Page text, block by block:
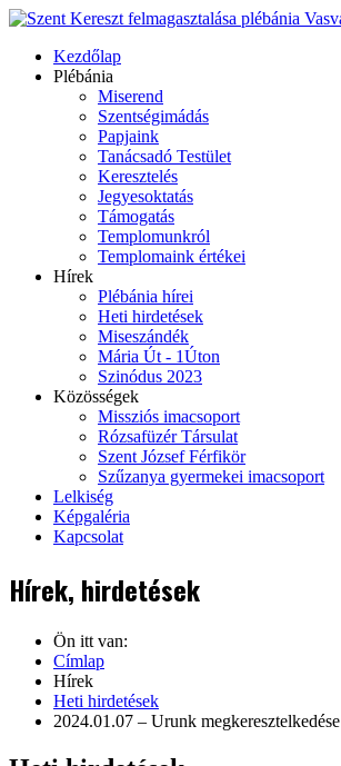
Kezdőlap
Plébánia
Miserend
Szentségimádás
Papjaink
Tanácsadó Testület
Keresztelés
Jegyesoktatás
Támogatás
Templomunkról
Templomaink értékei
Hírek
Plébánia hírei
Heti hirdetések
Miseszándék
Mária Út - 1Úton
Szinódus 2023
Közösségek
Missziós imacsoport
Rózsafüzér Társulat
Szent József Férfikör
Szűzanya gyermekei imacsoport
Lelkiség
Képgaléria
Kapcsolat
Hírek, hirdetések
Ön itt van:
Címlap
Hírek
Heti hirdetések
2024.01.07 – Urunk megkeresztelkedése